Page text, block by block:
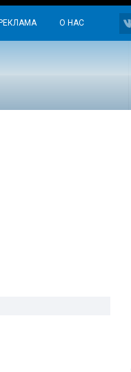
РЕКЛАМА О НАС